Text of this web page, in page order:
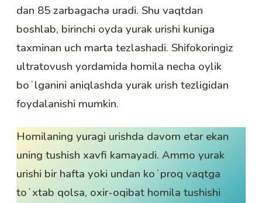
dan 85 zarbagacha uradi. Shu vaqtdan
boshlab, birinchi oyda yurak urishi kuniga
taxminan uch marta tezlashadi. Shifokoringiz
ultratovush yordamida homila necha oylik
boʻlganini aniqlashda yurak urish tezligidan
foydalanishi mumkin.
Homilaning yuragi urishda davom etar ekan
uning tushish xavfi kamayadi. Ammo yurak
urishi bir hafta yoki undan koʻproq vaqtga
toʻxtab qolsa, oxir-oqibat homila tushishi